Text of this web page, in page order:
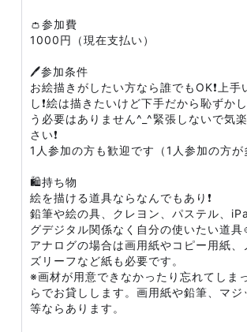
👛参加費
1000円（現在支払い）
🖊参加条件
お絵描きがしたい方なら誰でもOK❗上手
し❗絵は描きたいけど下手だから恥ずか
う必要はありません^_^緊張しないで気
さい❗
1人参加の方も歓迎です（1人参加の方が
🛍持ち物
絵を描ける道具ならなんでもあり❗
鉛筆や絵の具、クレヨン、パステル、
グデジタル関係なく自分の使いたい道具
アナログの場合は画用紙やコピー用紙、
ズリーフなど紙も必要です。
※画材が用意できなかったり忘れてしま
らでお貸しします。画用紙や鉛筆、マジ
等ならあります。